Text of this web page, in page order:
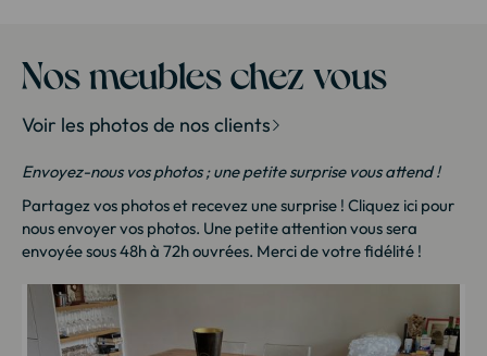
Table haute salle à manger
Nos meubles chez vous
Voir les photos de nos clients
Envoyez-nous vos photos ; une petite surprise vous attend !
Partagez vos photos et recevez une surprise ! Cliquez ici pour
nous envoyer vos photos. Une petite attention vous sera
envoyée sous 48h à 72h ouvrées. Merci de votre fidélité !